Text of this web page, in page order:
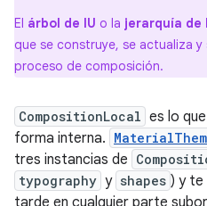
El árbol de IU o la jerarquía de
que se construye, se actualiza y
proceso de composición.
CompositionLocal es lo
forma interna.
tres instancias de
typography y shapes ) y te
tarde en cualquier parte